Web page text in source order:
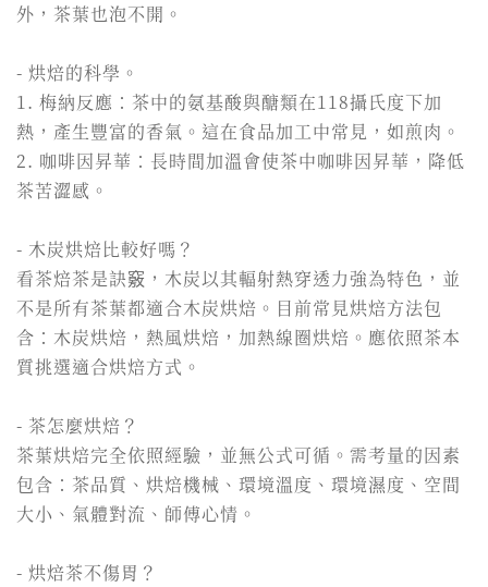
外，茶葉也泡不開。
- 烘焙的科學。
1. 梅納反應：茶中的氨基酸與醣類在118攝氏度下加
熱，產生豐富的香氣。這在食品加工中常見，如煎肉。
2. 咖啡因昇華：長時間加溫會使茶中咖啡因昇華，降低
茶苦澀感。
- 木炭烘焙比較好嗎？
看茶焙茶是訣竅，木炭以其輻射熱穿透力強為特色，並
不是所有茶葉都適合木炭烘焙。目前常見烘焙方法包
含：木炭烘焙，熱風烘焙，加熱線圈烘焙。應依照茶本
質挑選適合烘焙方式。
- 茶怎麼烘焙？
茶葉烘焙完全依照經驗，並無公式可循。需考量的因素
包含：茶品質、烘焙機械、環境溫度、環境濕度、空間
大小、氣體對流、師傅心情。
- 烘焙茶不傷胃？